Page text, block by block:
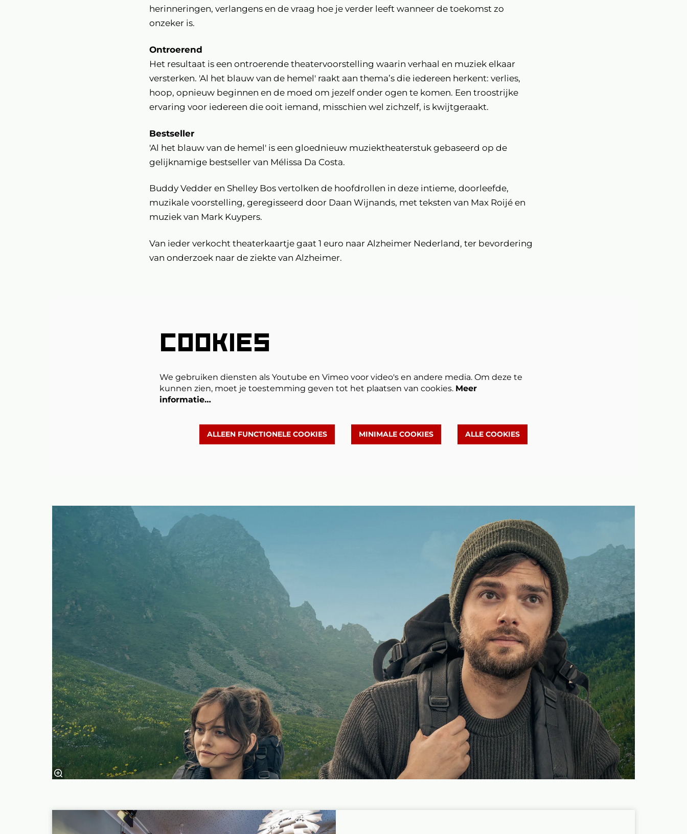
herinneringen, verlangens en de vraag hoe je verder leeft wanneer de toekomst zo
onzeker is.
Ontroerend
Het resultaat is een ontroerende theatervoorstelling waarin verhaal en muziek elkaar
versterken. 'Al het blauw van de hemel' raakt aan thema’s die iedereen herkent: verlies,
hoop, opnieuw beginnen en de moed om jezelf onder ogen te komen. Een troostrijke
ervaring voor iedereen die ooit iemand, misschien wel zichzelf, is kwijtgeraakt.
Bestseller
'Al het blauw van de hemel' is een gloednieuw muziektheaterstuk gebaseerd op de
gelijknamige bestseller van Mélissa Da Costa.
Buddy Vedder en Shelley Bos vertolken de hoofdrollen in deze intieme, doorleefde,
muzikale voorstelling, geregisseerd door Daan Wijnands, met teksten van Max Roijé en
muziek van Mark Kuypers.
Van ieder verkocht theaterkaartje gaat 1 euro naar Alzheimer Nederland, ter bevordering
van onderzoek naar de ziekte van Alzheimer.
COOKIES
We gebruiken diensten als Youtube en Vimeo voor video's en andere media. Om deze te
kunnen zien, moet je toestemming geven tot het plaatsen van cookies. Meer
informatie…
ALLEEN FUNCTIONELE COOKIES MINIMALE COOKIES ALLE COOKIES